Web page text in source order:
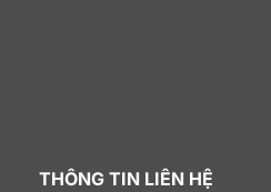
THÔNG TIN LIÊN HỆ